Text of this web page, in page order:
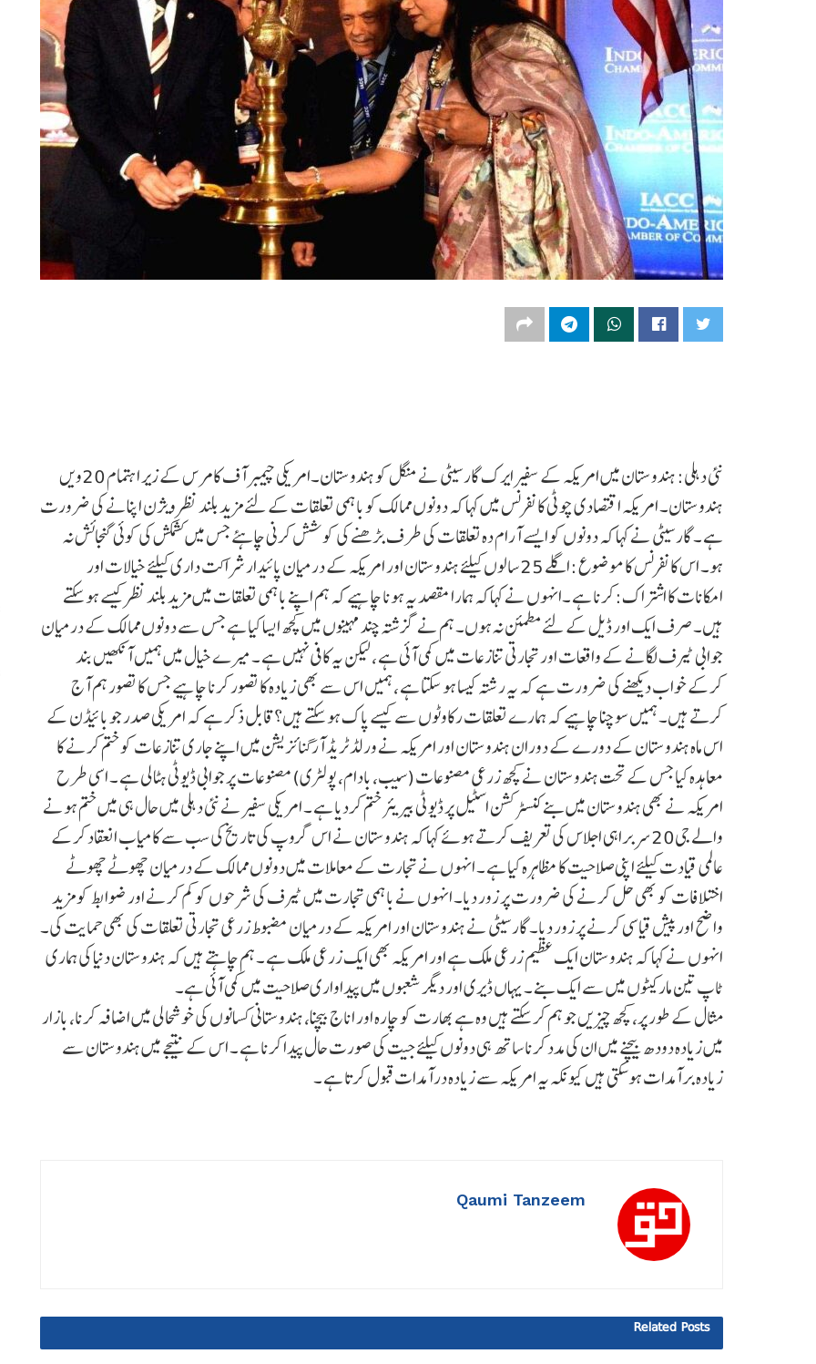
نئی دہلی: ہندوستان میں امریکہ کے سفیر ایرک گارسیٹی نے منگل کو ہندوستان۔امریکی چیمبر آف کامرس کے زیر اہتمام 20ویں
ہندوستان۔ امریکہ اقتصادی چوٹی کانفرنس میں کہا کہ دونوں ممالک کو باہمی تعلقات کے لئے مزید بلند نظر ویژن اپنانے کی ضرورت
ہے ۔ گارسیٹی نے کہا کہ دونوں کو ایسے آرام دہ تعلقات کی طرف بڑھنے کی کوشش کرنی چاہئے جس میں کشمکش کی کوئی گنجائش نہ
ہو۔ اس کانفرنس کا موضوع :اگلے 25 سالوں کیلئے ہندوستان اور امریکہ کے درمیان پائیدار شراکت داری کیلئے خیالات اور
امکانات کا اشتراک:کرنا ہے ۔انہوں نے کہاکہ ہمارا مقصد یہ ہونا چاہیے کہ ہم اپنے باہمی تعلقات میں مزید بلند نظر کیسے ہو سکتے
ہیں۔ صرف ایک اور ڈیل کے لئے مطمئن نہ ہوں۔ ہم نے گزشتہ چند مہینوں میں کچھ ایسا کیا ہے جس سے دونوں ممالک کے درمیان
جوابی ٹیرف لگانے کے واقعات اور تجارتی تنازعات میں کمی آئی ہے ، لیکن یہ کافی نہیں ہے ۔ میرے خیال میں ہمیں آنکھیں بند
کرکے خواب دیکھنے کی ضرورت ہے کہ یہ رشتہ کیسا ہو سکتا ہے ، ہمیں اس سے بھی زیادہ کا تصور کرنا چاہیے جس کا تصور ہم آج
کرتے ہیں۔ ہمیں سوچنا چاہیے کہ ہمارے تعلقات رکاوٹوں سے کیسے پاک ہو سکتے ہیں؟قابل ذکر ہے کہ امریکی صدر جو بائیڈن کے
اس ماہ ہندوستان کے دورے کے دوران ہندوستان اور امریکہ نے ورلڈ ٹریڈ آرگنائزیشن میں اپنے جاری تنازعات کو ختم کرنے کا
معاہدہ کیا جس کے تحت ہندوستان نے کچھ زرعی مصنوعات (سیب، بادام، پولٹری) مصنوعات پر جوابی ڈیوٹی ہٹالی ہے ۔ اسی طرح
امریکہ نے بھی ہندوستان میں بنے کنسٹرکشن اسٹیل پر ڈیوٹی بیریئر ختم کردیا ہے ۔ امریکی سفیر نے نئی دہلی میں حال ہی میں ختم ہونے
والے جی20 سربراہی اجلاس کی تعریف کرتے ہوئے کہا کہ ہندوستان نے اس گروپ کی تاریخ کی سب سے کامیاب انعقاد کرکے
عالمی قیادت کیلئے اپنی صلاحیت کا مظاہرہ کیا ہے ۔ انہوں نے تجارت کے معاملات میں دونوں ممالک کے درمیان چھوٹے چھوٹے
اختلافات کو بھی حل کرنے کی ضرورت پر زور دیا۔ انہوں نے باہمی تجارت میں ٹیرف کی شرحوں کو کم کرنے اور ضوابط کو مزید
واضح اور پیش قیاسی کرنے پر زور دیا۔ گارسیٹی نے ہندوستان اور امریکہ کے درمیان مضبوط زرعی تجارتی تعلقات کی بھی حمایت کی۔
انہوں نے کہا کہ ہندوستان ایک عظیم زرعی ملک ہے اور امریکہ بھی ایک زرعی ملک ہے ۔ ہم چاہتے ہیں کہ ہندوستان دنیا کی ہماری
ٹاپ تین مارکیٹوں میں سے ایک بنے ۔ یہاں ڈیری اور دیگر شعبوں میں پیداواری صلاحیت میں کمی آئی ہے۔
مثال کے طور پر، کچھ چیزیں جو ہم کر سکتے ہیں وہ ہے بھارت کو چارہ اور اناج بیچنا، ہندوستانی کسانوں کی خوشحالی میں اضافہ کرنا، بازار
میں زیادہ دودھ بیچنے میں ان کی مدد کرنا ساتھ ہی دونوں کیلئے جیت کی صورت حال پیدا کرنا ہے ۔ اس کے نتیجے میں ہندوستان سے
زیادہ برآمدات ہوسکتی ہیں کیونکہ یہ امریکہ سے زیادہ درآمدات قبول کرتا ہے ۔
Qaumi Tanzeem
Related Posts